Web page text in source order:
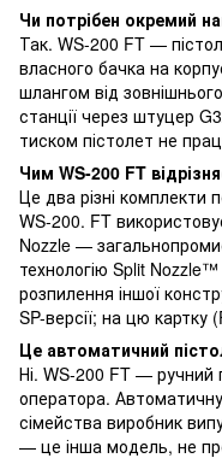
Чи потрібен окремий
Так. WS-200 FT —
власного бачка на
шлангом від
станції через штуцер
тиском пістолет не
Чим WS-200 FT
Це два різні комплекти
WS-200. FT
Nozzle —
технологію Split
розпилення іншої
SP-версії; на цю
Це автоматичний
Ні. WS-200 FT — ручний
оператора.
сімейства виробник
— це інша модель, не